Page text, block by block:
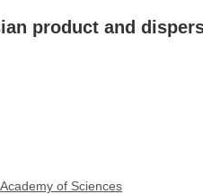
product and
of Sciences